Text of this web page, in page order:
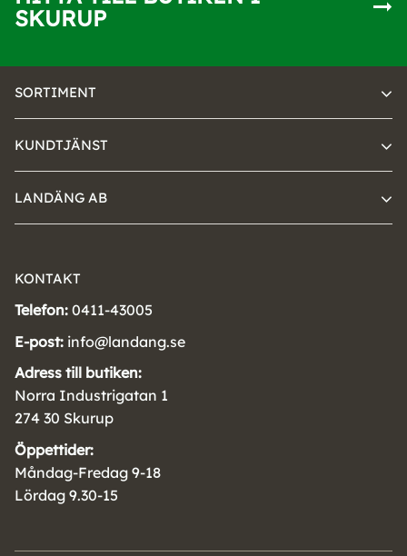
SKURUP
SORTIMENT
KUNDTJÄNST
LANDÄNG AB
KONTAKT
Telefon: 0411-43005
E-post: info@landang.se
Adress till butiken:
Norra Industrigatan 1
274 30 Skurup
Öppettider:
Måndag-Fredag 9-18
Lördag 9.30-15